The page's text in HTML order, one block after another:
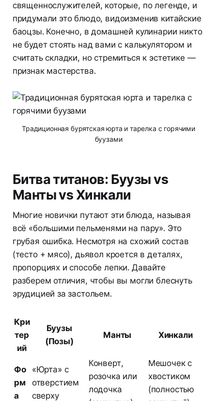
священнослужителей, которые, по легенде, и
придумали это блюдо, видоизменив китайские
баоцзы. Конечно, в домашней кулинарии никто
не будет стоять над вами с калькулятором и
считать складки, но стремиться к эстетике —
признак мастерства.
Традиционная бурятская юрта и тарелка с горячими
буузами
Битва титанов: Буузы vs
Манты vs Хинкали
Многие новички путают эти блюда, называя
всё «большими пельменями на пару». Это
грубая ошибка. Несмотря на схожий состав
(тесто + мясо), дьявол кроется в деталях,
пропорциях и способе лепки. Давайте
разберем отличия, чтобы вы могли блеснуть
эрудицией за застольем.
Кри
тер
ий
Буузы
(Позы)
Манты Хинкали
Фо
рм
а
«Юрта» с
отверстием
сверху
Конверт,
розочка или
лодочка
Мешочек с
хвостиком
(полностью